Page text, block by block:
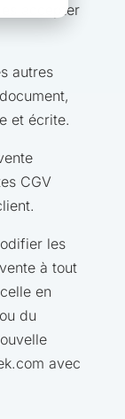
accepter
autres
et écrite.
CGV
les
à tout
en
du
avec